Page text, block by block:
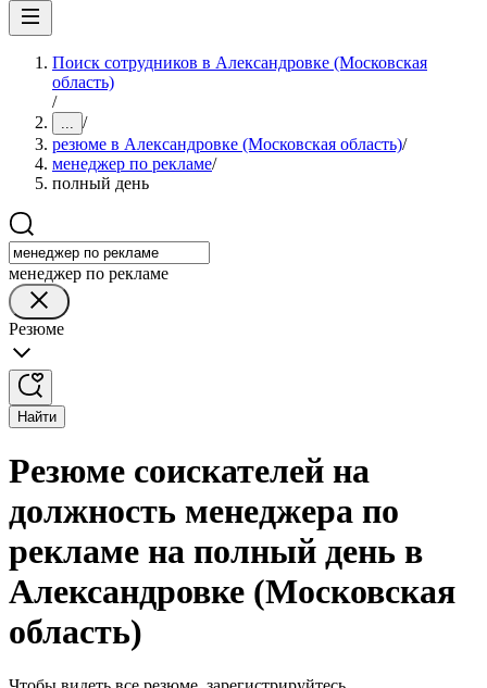
Поиск сотрудников в Александровке (Московская
область)
/
... /
резюме в Александровке (Московская область)/
менеджер по рекламе/
полный день
менеджер по рекламе
Резюме
Найти
Резюме соискателей на
должность менеджера по
рекламе на полный день в
Александровке (Московская
область)